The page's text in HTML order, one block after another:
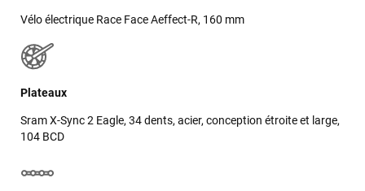
Vélo électrique Race Face Aeffect-R, 160 mm
Plateaux
Sram X-Sync 2 Eagle, 34 dents, acier, conception étroite et large,
104 BCD